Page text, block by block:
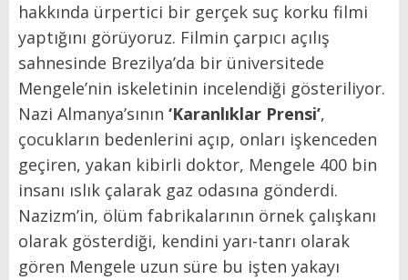
hakkında ürpertici bir gerçek suç korku filmi
yaptığını görüyoruz. Filmin çarpıcı açılış
sahnesinde Brezilya’da bir üniversitede
Mengele’nin iskeletinin incelendiği gösteriliyor.
Nazi Almanya’sının ‘Karanlıklar Prensi’,
çocukların bedenlerini açıp, onları işkenceden
geçiren, yakan kibirli doktor, Mengele 400 bin
insanı ıslık çalarak gaz odasına gönderdi.
Nazizm’in, ölüm fabrikalarının örnek çalışkanı
olarak gösterdiği, kendini yarı-tanrı olarak
gören Mengele uzun süre bu işten yakayı